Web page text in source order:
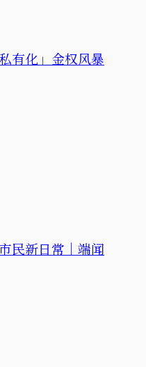
有化」金权风暴
民新日常｜端闻